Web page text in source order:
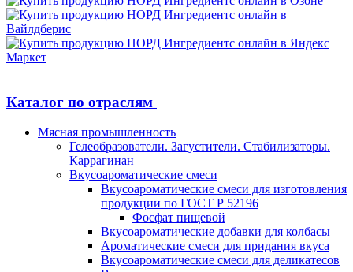
Каталог по отраслям
Мясная промышленность
Гелеобразователи. Загустители. Стабилизаторы.
Каррагинан
Вкусоароматические смеси
Вкусоароматические смеси для изготовления
продукции по ГОСТ Р 52196
Фосфат пищевой
Вкусоароматические добавки для колбасы
Ароматические смеси для придания вкуса
Вкусоароматические смеси для деликатесов